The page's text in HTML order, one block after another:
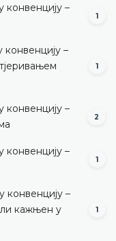
конвенцију –
1
конвенцију –
1
конвенцију –
2
конвенцију –
1
конвенцију –
кажњен у
1